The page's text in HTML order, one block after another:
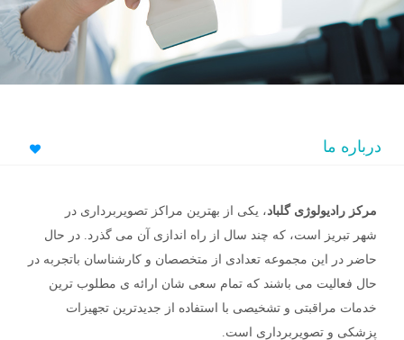
درباره ما
مرکز رادیولوژی گلباد، یکی از بهترین مراکز تصویربرداری در
شهر تبریز است، که چند سال از راه اندازی آن می گذرد. در حال
حاضر در این مجموعه تعدادی از متخصصان و کارشناسان باتجربه در
حال فعالیت می باشند که تمام سعی شان ارائه ی مطلوب ترین
خدمات مراقبتی و تشخیصی با استفاده از جدیدترین تجهیزات
پزشکی و تصویربرداری است.